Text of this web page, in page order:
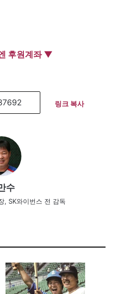
후원계좌 ▼
링크 복사
수
, SK와이번스 전 감독